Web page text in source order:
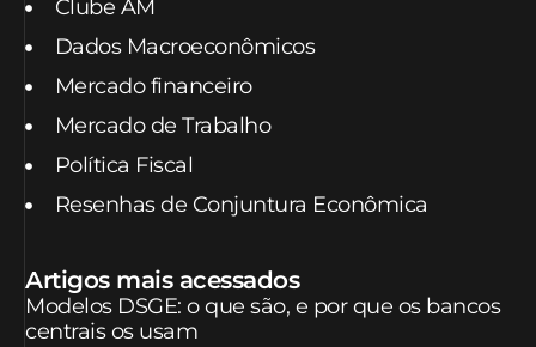
Clube AM
Dados Macroeconômicos
Mercado financeiro
Mercado de Trabalho
Política Fiscal
Resenhas de Conjuntura Econômica
Artigos mais acessados
Modelos DSGE: o que são, e por que os bancos
centrais os usam